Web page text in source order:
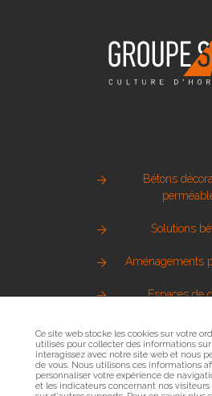
Bétons
Solutions
Aménagements
Espaces de
Métallerie
Sols
Ce site web stocke les cookies sur votre
utilisés pour collecter des informations
interagissez avec notre site web et nous
de vous. Nous utilisons ces informations
personnaliser votre expérience de
et les indicateurs concernant nos